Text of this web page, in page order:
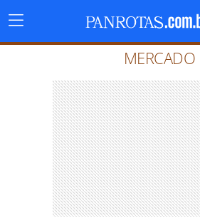
Menu
Principal
MERCADO